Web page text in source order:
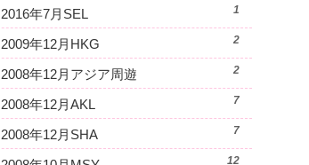
2016年7月SEL 1
2009年12月HKG 2
2008年12月アジア周遊 2
2008年12月AKL 7
2008年12月SHA 7
12